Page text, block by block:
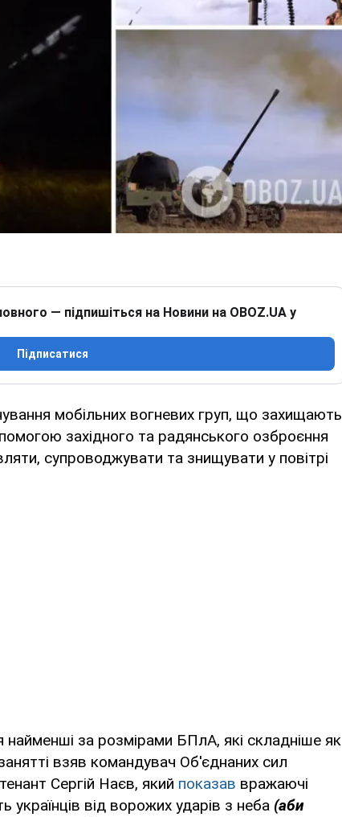
— підпишіться на Новини на OBOZ.UA у
Підписатися
мобільних вогневих груп, що захищають
західного та радянського озброєння
супроводжувати та знищувати у повітрі
за розмірами БПлА, які складніше як
взяв командувач Об'єднаних сил
Сергій Наєв, який показав вражаючі
від ворожих ударів з неба (аби